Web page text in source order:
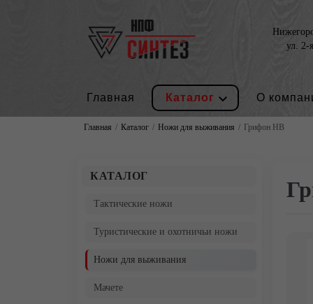
ул. 2-
Главная Каталог О
Главная Каталог Ножи для выживания Грифон НВ
КАТАЛОГ
Тактические ножи
Туристические и охотничьи ножи
Ножи для выживания
Мачете